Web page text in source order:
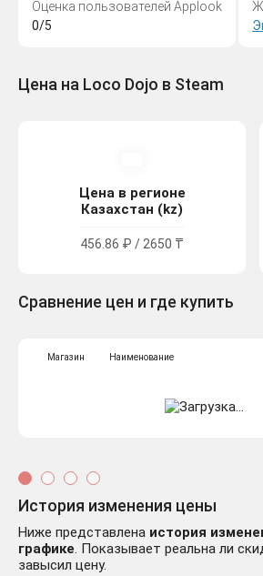
Оценка пользователей Applook
0/5
Цена на Loco Dojo в Steam
Цена в регионе
Казахстан (kz)
456.86 ₽ / 2650 ₸
Сравнение цен и где купить
Магазин Наименование
История изменения цены
Ниже представлена история
графике . Показывает реальна ли
завысил цену.